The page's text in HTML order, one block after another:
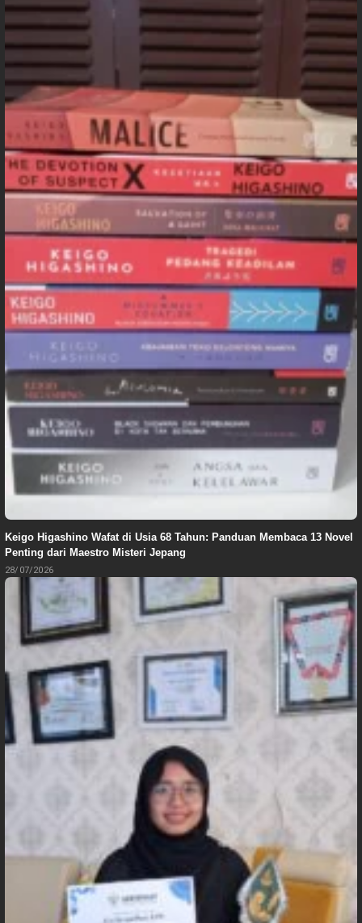
Keigo Higashino Wafat di Usia 68 Tahun: Panduan Membaca 13 Novel
Penting dari Maestro Misteri Jepang
28/07/2026